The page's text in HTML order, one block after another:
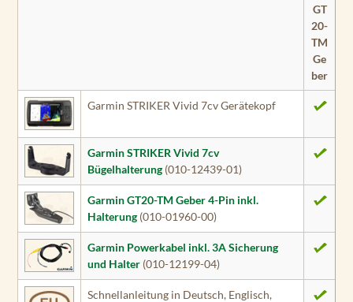
GT
20-
TM
Ge
ber
Garmin STRIKER Vivid 7cv Gerätekopf
Garmin STRIKER Vivid 7cv
Bügelhalterung (010-12439-01)
Garmin GT20-TM Geber 4-Pin inkl.
Halterung (010-01960-00)
Garmin Powerkabel inkl. 3A Sicherung
und Halter (010-12199-04)
Schnellanleitung in Deutsch, Englisch,